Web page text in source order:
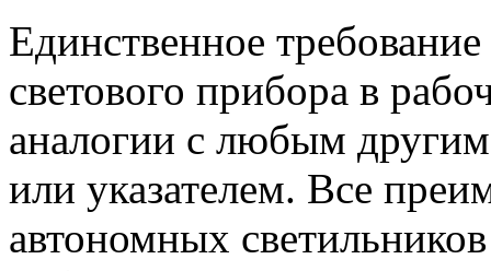
Единственное
светового прибора в
аналогии с любым
или указателем. Все
автономных